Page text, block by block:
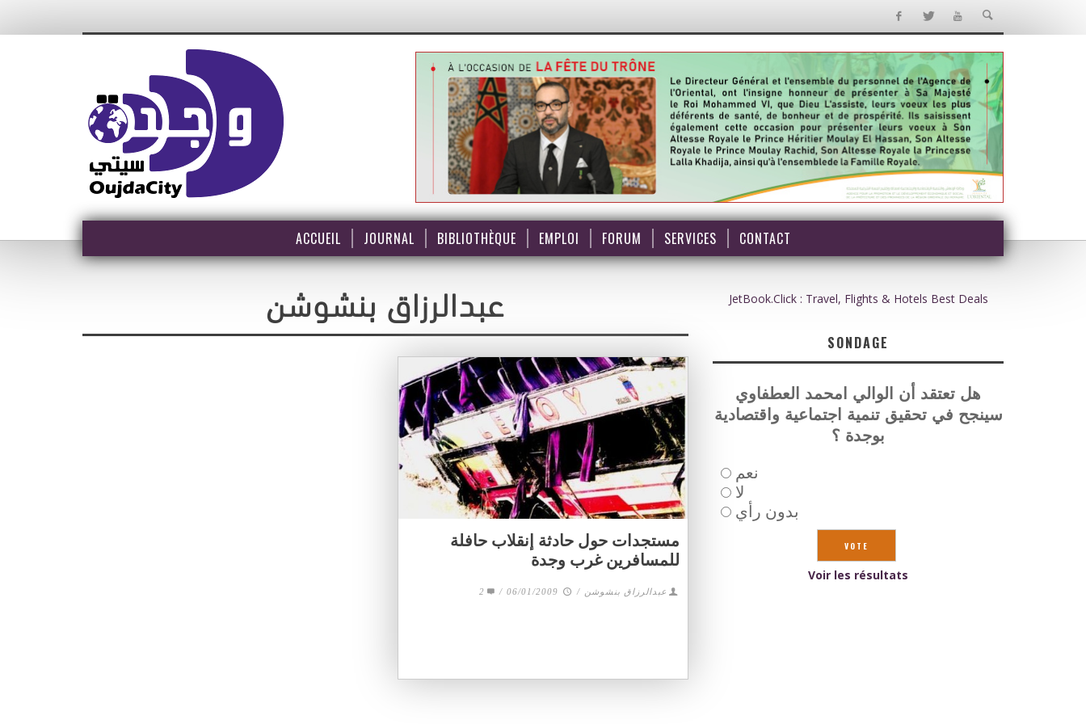
ACCUEIL JOURNAL BIBLIOTHÈQUE EMPLOI FORUM SERVICES CONTACT
عبدالرزاق بنشوشن
مستجدات حول حادثة إنقلاب حافلة
للمسافرين غرب وجدة
عبدالرزاق بنشوشن /
06/01/2009
/
2
JetBook.Click : Travel, Flights & Hotels Best Deals
SONDAGE
هل تعتقد أن الوالي امحمد العطفاوي
سينجح في تحقيق تنمية اجتماعية واقتصادية
بوجدة ؟
نعم
لا
بدون رأي
Voir les résultats